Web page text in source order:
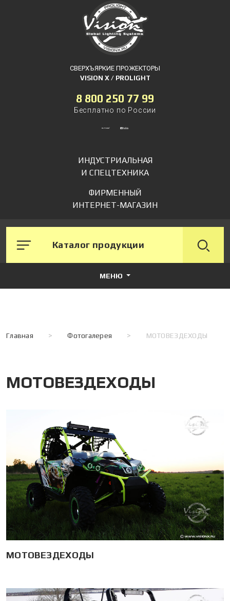
СВЕРХЪЯРКИЕ ПРОЖЕКТОРЫ
VISION X / PROLIGHT
8 800 250 77 99
Бесплатно по России
ИНДУСТРИАЛЬНАЯ
И СПЕЦТЕХНИКА
ФИРМЕННЫЙ
ИНТЕРНЕТ-МАГАЗИН
Каталог продукции
МЕНЮ
Главная > Фотогалерея > МОТОВЕЗДЕХОДЫ
МОТОВЕЗДЕХОДЫ
МОТОВЕЗДЕХОДЫ